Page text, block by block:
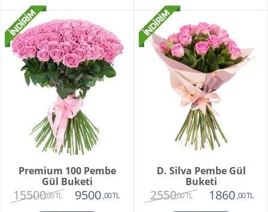
Premium 100 Pembe
Gül Buketi
15500,00 TL 9500 ,00 TL
D. Silva Pembe Gül
Buketi
2550,00 TL 1860 ,00 TL